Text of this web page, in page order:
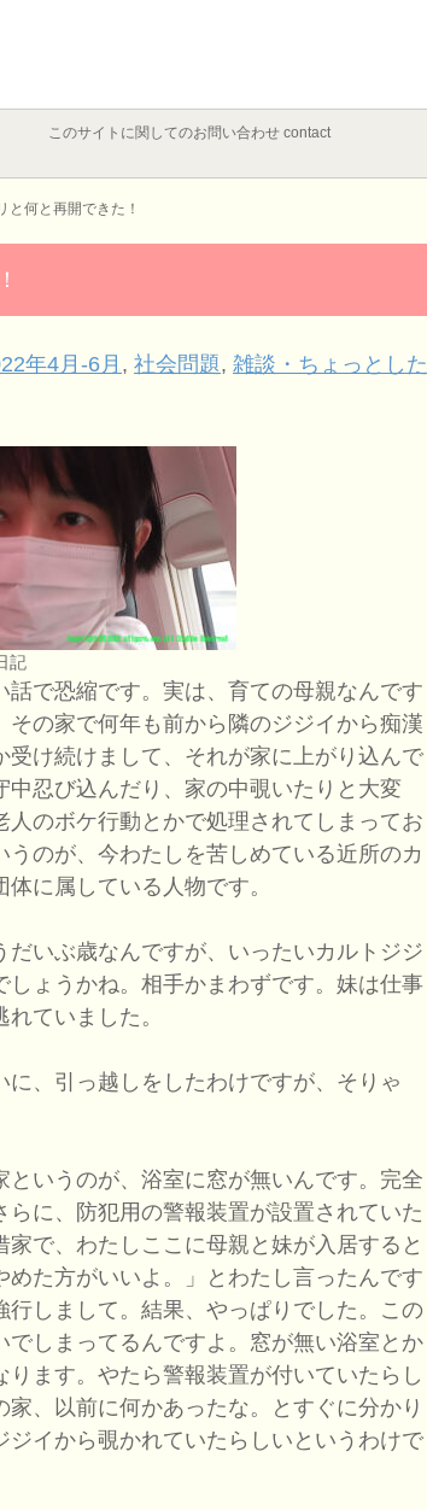
このサイトに関してのお問い合わせ contact
と何と再開できた！
年4月-6月 , 社会問題, 雑談・ちょっとした
記
で恐縮です。実は、育ての母親なんです
の家で何年も前から隣のジジイから痴漢
け続けまして、それが家に上がり込んで
忍び込んだり、家の中覗いたりと大変
のボケ行動とかで処理されてしまってお
のが、今わたしを苦しめている近所のカ
に属している人物です。
いぶ歳なんですが、いったいカルトジジ
しょうかね。相手かまわずです。妹は仕事
ていました。
、引っ越しをしたわけですが、そりゃ
いうのが、浴室に窓が無いんです。完全
に、防犯用の警報装置が設置されていた
で、わたしここに母親と妹が入居すると
めた方がいいよ。」とわたし言ったんです
しまして。結果、やっぱりでした。この
しまってるんですよ。窓が無い浴室とか
ます。やたら警報装置が付いていたらし
、以前に何かあったな。とすぐに分かり
ジイから覗かれていたらしいというわけで